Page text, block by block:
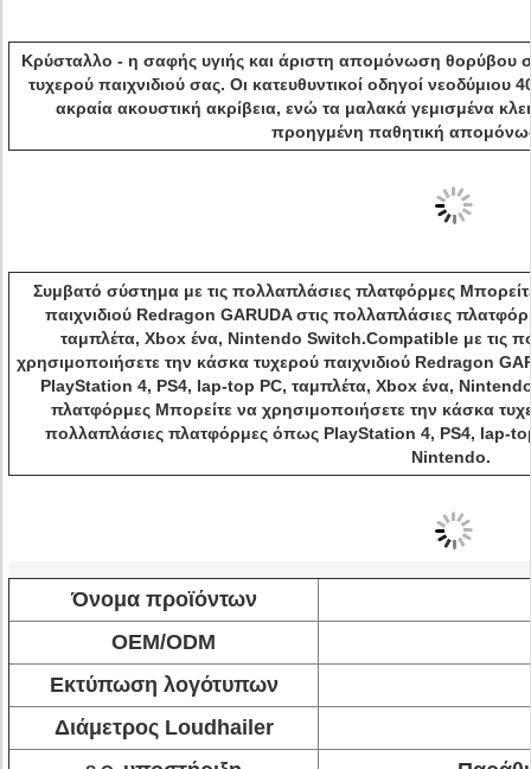
Κρύσταλλο - η σαφής υγιής και άριστη απομόνωση θορύβου
τυχερού παιχνιδιού σας. Οι κατευθυντικοί οδηγοί
ακραία ακουστική ακρίβεια, ενώ τα μαλακά γεμισμένα
προηγμένη παθητική
Συμβατό σύστημα με τις πολλαπλάσιες πλατφόρμες
παιχνιδιού Redragon GARUDA στις πολλαπλάσιες
ταμπλέτα, Xbox ένα, Nintendo Switch.Compatible με τις
χρησιμοποιήσετε την κάσκα τυχερού παιχνιδιού Redragon
PlayStation 4, PS4, lap-top PC, ταμπλέτα, Xbox ένα,
πλατφόρμες Μπορείτε να χρησιμοποιήσετε την κάσκα
πολλαπλάσιες πλατφόρμες όπως PlayStation 4, PS4, lap-
Nintendo.
Όνομα προϊόντων
OEM/ODM
Εκτύπωση λογότυπων
Διάμετρος Loudhailer